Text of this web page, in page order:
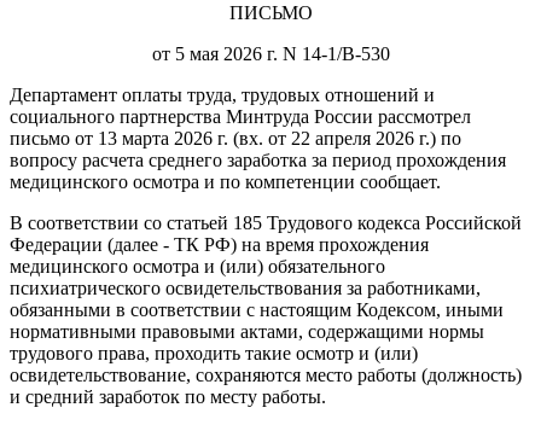
ПИСЬМО
от 5 мая 2026 г. N 14-1/В-530
Департамент оплаты труда, трудовых отношений и
социального партнерства Минтруда России рассмотрел
письмо от 13 марта 2026 г. (вх. от 22 апреля 2026 г.) по
вопросу расчета среднего заработка за период прохождения
медицинского осмотра и по компетенции сообщает.
В соответствии со статьей 185 Трудового кодекса Российской
Федерации (далее - ТК РФ) на время прохождения
медицинского осмотра и (или) обязательного
психиатрического освидетельствования за работниками,
обязанными в соответствии с настоящим Кодексом, иными
нормативными правовыми актами, содержащими нормы
трудового права, проходить такие осмотр и (или)
освидетельствование, сохраняются место работы (должность)
и средний заработок по месту работы.